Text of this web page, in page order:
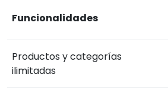
Funcionalidades
Productos y categorías
ilimitadas